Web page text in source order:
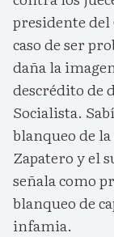
presidente del
caso de ser
daña la
descrédito de
Socialista.
blanqueo de
Zapatero y el
señala como
blanqueo de
infamia.